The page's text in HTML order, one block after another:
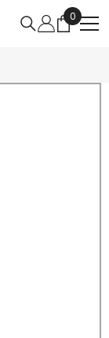
0
0
articoli